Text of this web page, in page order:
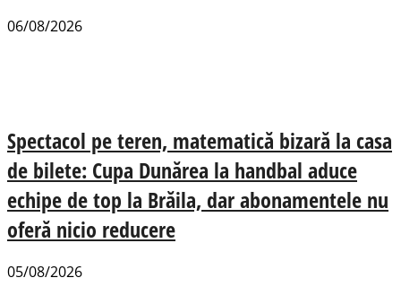
06/08/2026
Spectacol pe teren, matematică bizară la casa
de bilete: Cupa Dunărea la handbal aduce
echipe de top la Brăila, dar abonamentele nu
oferă nicio reducere
05/08/2026